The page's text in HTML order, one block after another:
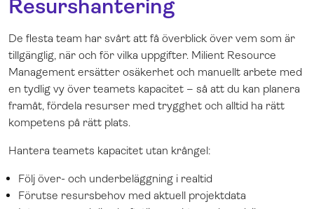
Resurshantering
De flesta team har svårt att få överblick över vem som är
tillgänglig, när och för vilka uppgifter. Milient Resource
Management ersätter osäkerhet och manuellt arbete med
en tydlig vy över teamets kapacitet – så att du kan planera
framåt, fördela resurser med trygghet och alltid ha rätt
kompetens på rätt plats.
Hantera teamets kapacitet utan krångel:
Följ över- och underbeläggning i realtid
Förutse resursbehov med aktuell projektdata